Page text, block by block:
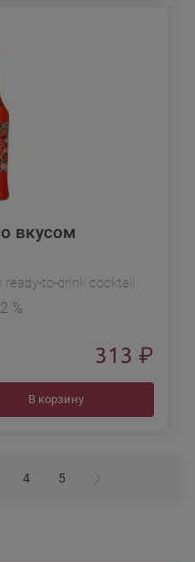
вкусом
to-drink cocktail
%
313 ₽
В корзину
4 5